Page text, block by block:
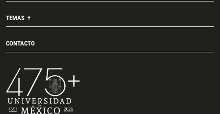
TEMAS
CONTACTO